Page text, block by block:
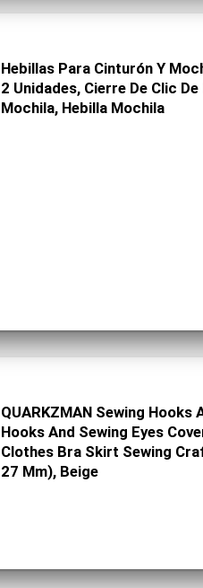
Hebillas Para Cinturón Y
2 Unidades, Cierre De Clic
Mochila, Hebilla Mochila
QUARKZMAN Sewing Hooks
Hooks And Sewing Eyes
Clothes Bra Skirt Sewing
27 Mm), Beige